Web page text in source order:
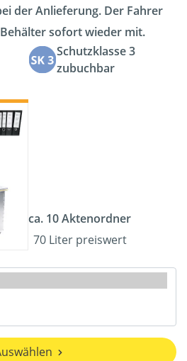
der Anlieferung. Der Fahrer
sofort wieder mit.
Schutzklasse 3
zubuchbar
ca. 10 Aktenordner
70 Liter preiswert